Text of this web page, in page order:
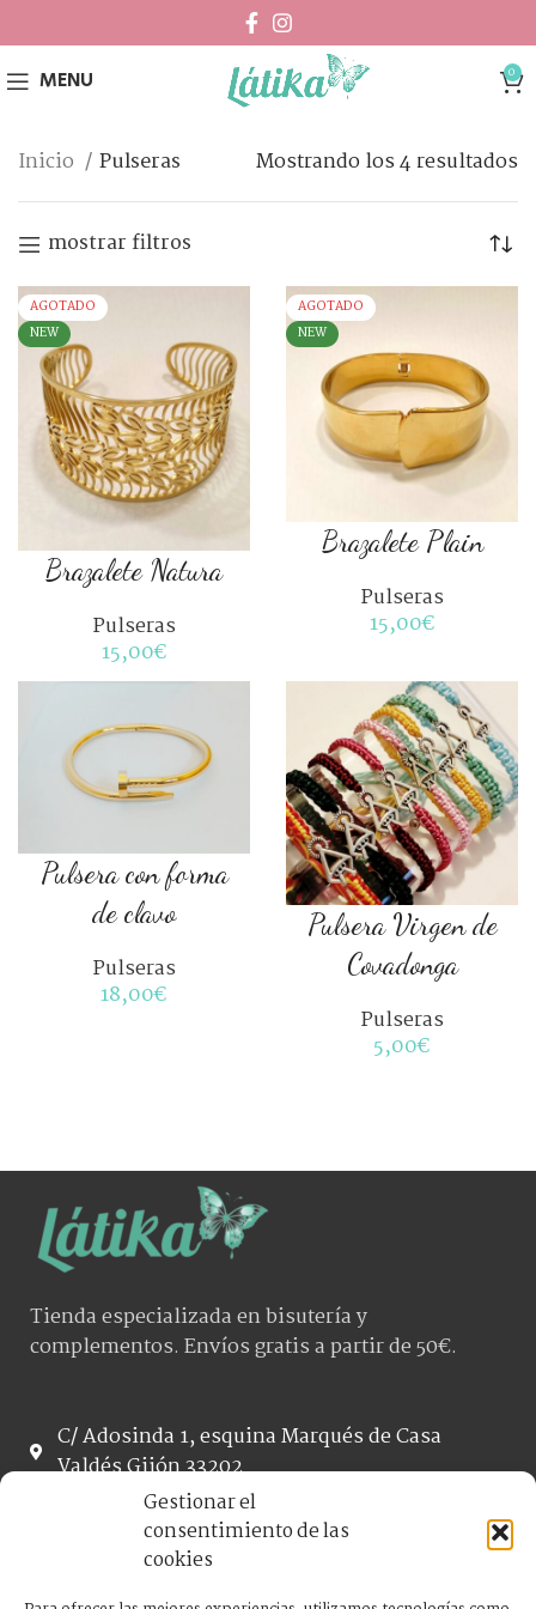
Gestionar el
consentimiento de las
cookies
MENU 0
Inicio Pulseras Mostrando los 4 resultados
mostrar filtros
AGOTADO
NEW
Brazalete Natura
Pulseras
15,00€
AGOTADO
NEW
Brazalete Plain
Pulseras
15,00€
COLOR
Pulsera con forma
de clavo
Pulseras
18,00€
COLOR
Pulsera Virgen de
Covadonga
Pulseras
5,00€
Tienda especializada en bisutería y
complementos. Envíos gratis a partir de 50€.
C/ Adosinda 1, esquina Marqués de Casa
Valdés Gijón 33202
helia.latikashop@gmail.com
984 187 067